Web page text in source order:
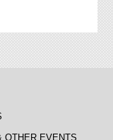
OTHER EVENTS